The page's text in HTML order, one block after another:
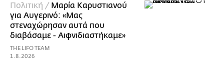
Πολιτική / Μαρία Καρυστιανού
για Αυγερινό: «Μας
στεναχώρησαν αυτά που
διαβάσαμε - Αιφνιδιαστήκαμε»
THE LIFO TEAM
1.8.2026